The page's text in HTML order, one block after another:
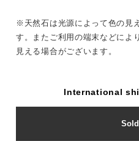
※天然石は光源によって色の見
す。またご利用の端末などによ
見える場合がございます。
International